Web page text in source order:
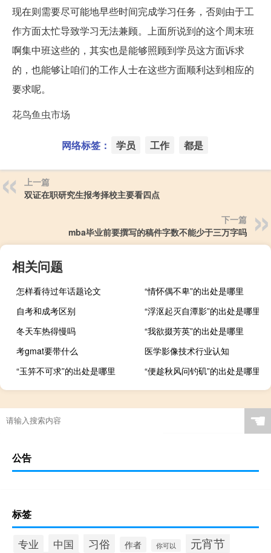
现在则需要尽可能地早些时间完成学习任务，否则由于工
作方面太忙导致学习无法兼顾。上面所说到的这个周末班
啊集中班这些的，其实也是能够照顾到学员这方面诉求
的，也能够让咱们的工作人士在这些方面顺利达到相应的
要求呢。
花鸟鱼虫市场
网络标签： 学员 工作 都是
上一篇
双证在职研究生报考择校主要看四点
下一篇
mba毕业前要撰写的稿件字数不能少于三万字吗
相关问题
怎样看待过年话题论文
“情怀偶不卑”的出处是哪里
自考和成考区别
“浮沤起灭自潭影”的出处是哪里
冬天车热得慢吗
“我欲掇芳英”的出处是哪里
考gmat要带什么
医学影像技术行业认知
“玉笄不可求”的出处是哪里
“便趁秋风问钓矶”的出处是哪里
☚
公告
标签
专业 中国 习俗 作者 你可以 元宵节